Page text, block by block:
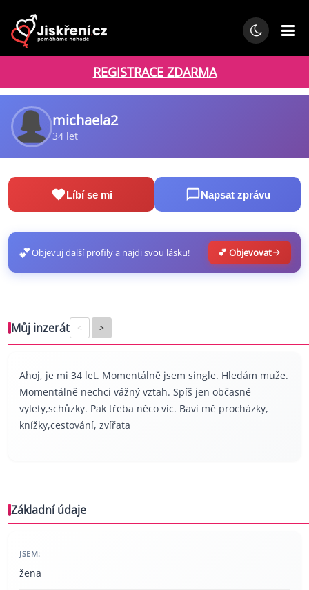
REGISTRACE ZDARMA
michaela2
34 let
Líbí se mi Napsat zprávu
💕Objevuj další profily a najdi svou lásku! 💕 Objevovat
Můj inzerát < >
Ahoj, je mi 34 let. Momentálně jsem single. Hledám muže.
Momentálně nechci vážný vztah. Spíš jen občasné
vylety,schůzky. Pak třeba něco víc. Baví mě procházky,
knížky,cestování, zvířata
Základní údaje
JSEM:
žena